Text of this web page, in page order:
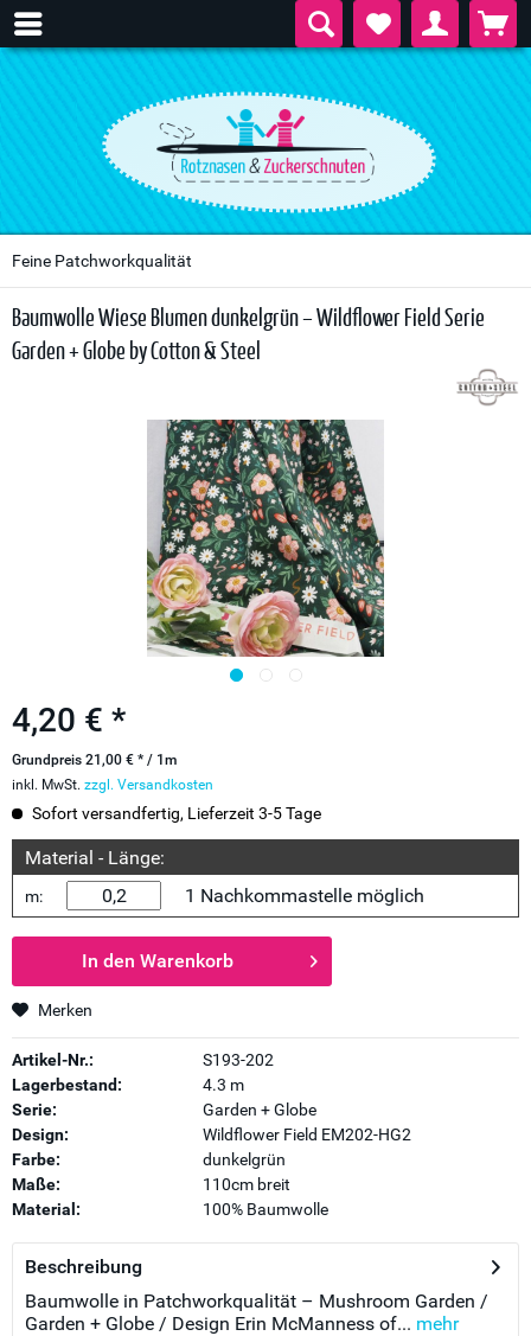
Feine Patchworkqualität
Baumwolle Wiese Blumen dunkelgrün – Wildflower Field Serie
Garden + Globe by Cotton & Steel
4,20 € *
Grundpreis 21,00 € * / 1m
inkl. MwSt. zzgl. Versandkosten
Sofort versandfertig, Lieferzeit 3-5 Tage
Material - Länge:
m: 1 Nachkommastelle möglich
In den Warenkorb
Merken
Artikel-Nr.:
S193-202
Lagerbestand:
4.3 m
Serie:
Garden + Globe
Design:
Wildflower Field EM202-HG2
Farbe:
dunkelgrün
Maße:
110cm breit
Material:
100% Baumwolle
Beschreibung
Baumwolle in Patchworkqualität – Mushroom Garden /
Garden + Globe / Design Erin McManness of... mehr